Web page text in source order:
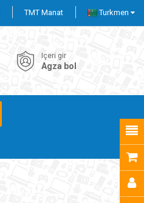
TMT Manat Turkmen
Içeri gir
Agza bol